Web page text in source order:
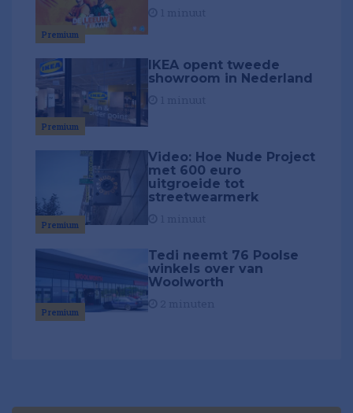
Premium
Premium
IKEA opent tweede
showroom in Nederland
Premium
Video: Hoe Nude Project
met 600 euro
uitgroeide tot
streetwearmerk
Premium
Tedi neemt 76 Poolse
winkels over van
Woolworth